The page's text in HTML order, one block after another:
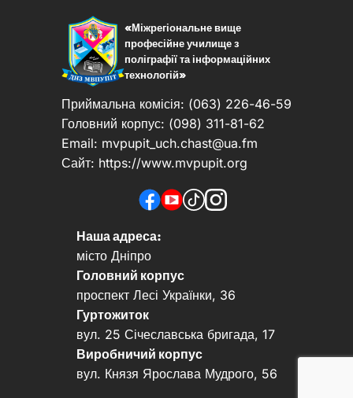
записів «Міжрегіональне вище
професійне училище з
поліграфії та інформаційних
технологій»
Приймальна комісія: (063) 226-46-59
Головний корпус: (098) 311-81-62
Email: mvpupit_uch.chast@ua.fm
Сайт: https://www.mvpupit.org
Наша адреса:
місто Дніпро
Головний корпус
проспект Лесі Українки, 36
Гуртожиток
вул. 25 Січеславська бригада, 17
Виробничий корпус
вул. Князя Ярослава Мудрого, 56